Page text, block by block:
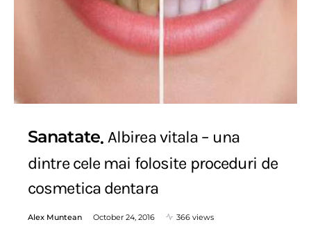
Sanatate Albirea vitala – una
dintre cele mai folosite proceduri de
cosmetica dentara
Alex Muntean October 24, 2016 366 views